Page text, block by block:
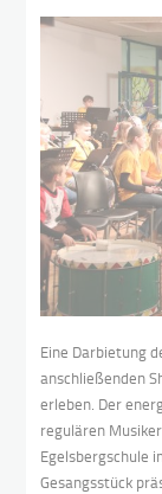
Eine Darbietung
anschließenden
erleben. Der
regulären
Egelsbergschule
Gesangsstück